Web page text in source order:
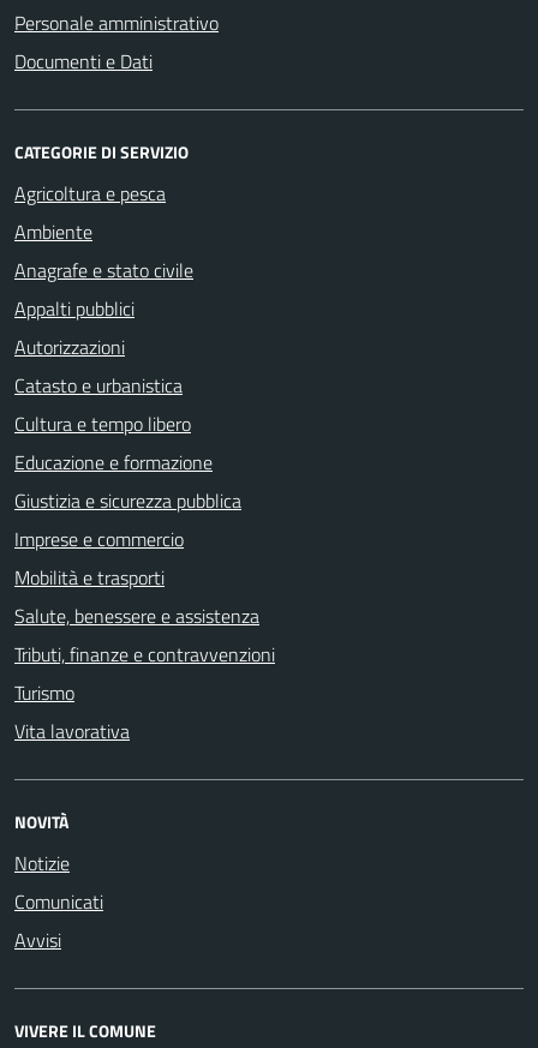
Personale amministrativo
Documenti e Dati
CATEGORIE DI SERVIZIO
Agricoltura e pesca
Ambiente
Anagrafe e stato civile
Appalti pubblici
Autorizzazioni
Catasto e urbanistica
Cultura e tempo libero
Educazione e formazione
Giustizia e sicurezza pubblica
Imprese e commercio
Mobilità e trasporti
Salute, benessere e assistenza
Tributi, finanze e contravvenzioni
Turismo
Vita lavorativa
NOVITÀ
Notizie
Comunicati
Avvisi
VIVERE IL COMUNE